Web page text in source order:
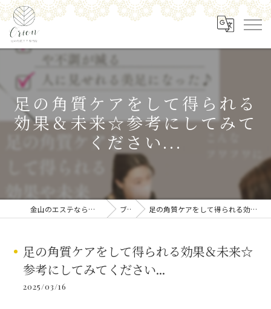
足の角質ケアをして得られる
効果＆未来☆参考にしてみて
ください...
金山のエステなら足の角質ケア専門店 Orion ブログ 足の角質ケアをして得られる効果＆未来☆参考にしてみてください...
足の角質ケアをして得られる効果＆未来☆
参考にしてみてください...
2025/03/16